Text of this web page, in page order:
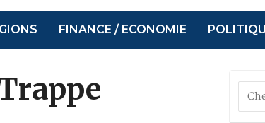
FINANCE / ECONOMIE